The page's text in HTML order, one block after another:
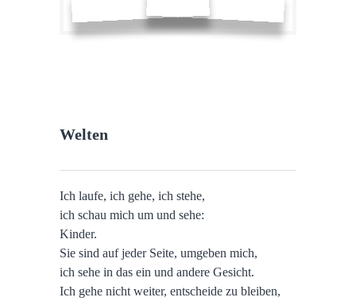
Welten
Ich laufe, ich gehe, ich stehe,
ich schau mich um und sehe:
Kinder.
Sie sind auf jeder Seite, umgeben mich,
ich sehe in das ein und andere Gesicht.
Ich gehe nicht weiter, entscheide zu bleiben,